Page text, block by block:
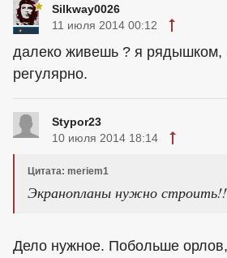
Silkway0026
11 июля 2014 00:12
далеко живешь ? я рядышком,
регулярно.
Stypor23
10 июля 2014 18:14
Цитата: meriem1
Экранопланы нужно
Дело нужное. Побольше